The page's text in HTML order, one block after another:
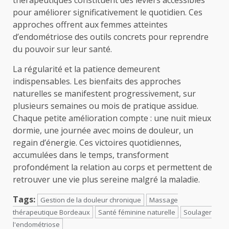
pour améliorer significativement le quotidien. Ces
approches offrent aux femmes atteintes
d’endométriose des outils concrets pour reprendre
du pouvoir sur leur santé.
La régularité et la patience demeurent
indispensables. Les bienfaits des approches
naturelles se manifestent progressivement, sur
plusieurs semaines ou mois de pratique assidue.
Chaque petite amélioration compte : une nuit mieux
dormie, une journée avec moins de douleur, un
regain d’énergie. Ces victoires quotidiennes,
accumulées dans le temps, transforment
profondément la relation au corps et permettent de
retrouver une vie plus sereine malgré la maladie.
Tags:
Gestion de la douleur chronique
Massage
thérapeutique Bordeaux
Santé féminine naturelle
Soulager
l'endométriose